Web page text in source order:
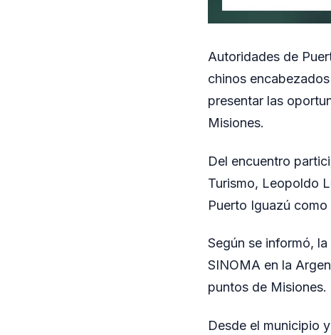
Autoridades de
chinos
presentar las
Misiones.
Del encuentro
Turismo, Leopoldo
Puerto Iguazú
Según se informó,
SINOMA en la
puntos de Misiones.
Desde el municipio